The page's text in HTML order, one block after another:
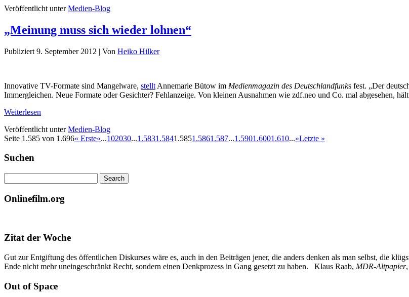
Veröffentlicht unter Medien-Blog
„Meinung muss sich wieder lohnen“
Publiziert 9. September 2012 | Von Heiko Hilker
Innovative TV-Formate sind Mangelware, stellt Annemarie Bütow im Medienmagazin des Deutschlandfunks fest. „Der
Immergleichen. Neue Formate oder Gesichter? Fehlanzeige. Von kleinen Ausnahmen wie zdf.neo und Co. mal abgesehen,
Weiterlesen
Veröffentlicht unter Medien-Blog
Seite 1.585 von 1.696« Erste«...102030...1.5831.5841.5851.5861.587...1.5901.6001.610...»Letzte »
Suchen
Onlinefilm.org
Zitat der Woche
Gut zur Entgiftung des öffentlichen Diskurses wäre es, auch in den Beiträgen jener, die anders denken als man selbst, die
Ende nicht mehr uneingeschränkt Recht, sondern einen Denkprozess in Gang gesetzt zu haben. Klaus Raab, MDR-Altpapier
Out of Space